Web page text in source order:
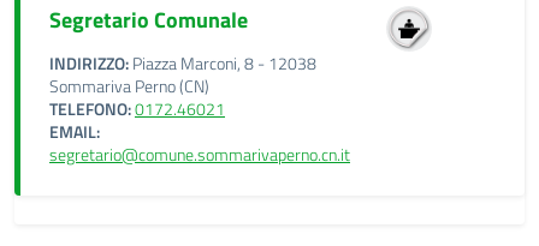
Segretario Comunale
INDIRIZZO:Piazza Marconi, 8 - 12038
Sommariva Perno (CN)
TELEFONO:0172.46021
EMAIL:
segretario@comune.sommarivaperno.cn.it